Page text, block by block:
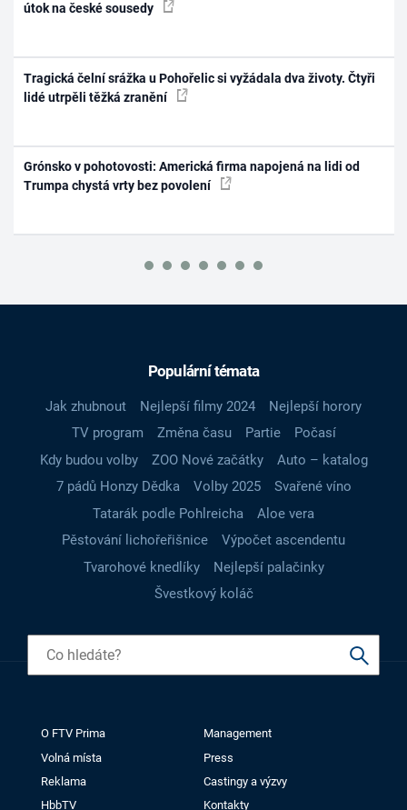
útok na české sousedy
Tragická čelní srážka u Pohořelic si vyžádala dva životy. Čtyři
lidé utrpěli těžká zranění
Grónsko v pohotovosti: Americká firma napojená na lidi od
Trumpa chystá vrty bez povolení
Populární témata
Jak zhubnout Nejlepší filmy 2024
Nejlepší horory
TV program
Změna času Partie
Počasí
Kdy budou volby
ZOO Nové začátky
Auto – katalog
7 pádů Honzy Dědka
Volby 2025
Svařené víno
Tatarák podle Pohlreicha
Aloe vera
Pěstování lichořeřišnice
Výpočet ascendentu
Tvarohové knedlíky
Nejlepší palačinky
Švestkový koláč
O FTV Prima
Management
Volná místa
Press
Reklama
Castingy a výzvy
HbbTV
Kontakty